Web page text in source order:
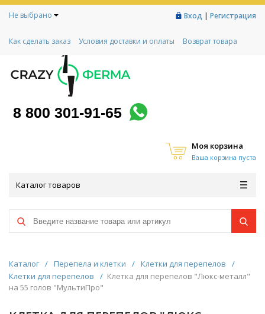
Не выбрано Вход | Регистрация
Как сделать заказ Условия доставки и оплаты
Возврат товара
Контакты
Социальный контракт
Любимая ферма
8 800 301-91-65
Моя корзина
Ваша корзина пуста
Каталог товаров
Каталог / Перепела и клетки / Клетки для перепелов
/
Клетки для перепелов
/ Клетка для перепелов "Люкс-металл"
на 55 голов "МультиПро"